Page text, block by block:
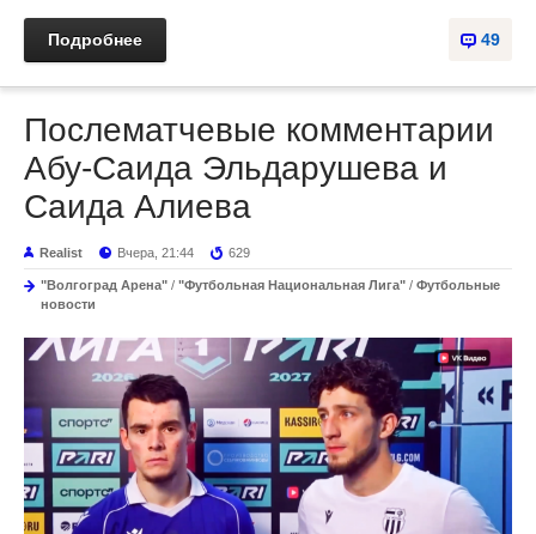
49
Подробнее
Послематчевые комментарии
Абу-Саида Эльдарушева и
Саида Алиева
Realist Вчера, 21:44 629
"Волгоград Арена" / "Футбольная Национальная Лига" / Футбольные
новости